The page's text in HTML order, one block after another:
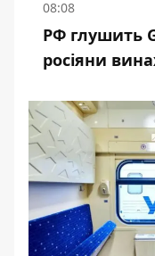
08:08
РФ глушить
росіяни